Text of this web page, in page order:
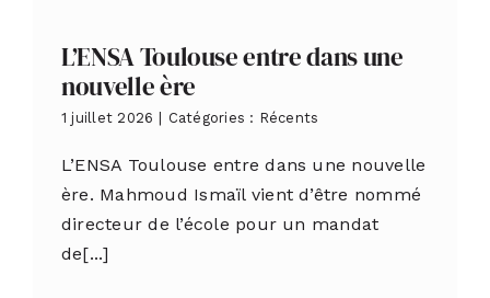
L’ENSA Toulouse entre dans une
nouvelle ère
1 juillet 2026 Catégories : Récents
L’ENSA Toulouse entre dans une nouvelle
ère. Mahmoud Ismaïl vient d’être nommé
directeur de l’école pour un mandat
de[...]